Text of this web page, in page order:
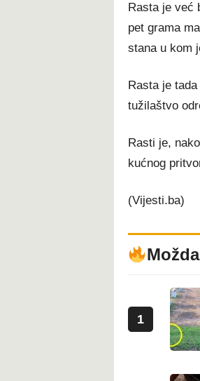
Rasta je već
pet grama
stana u kom
Rasta je
tužilaštvo
Rasti je,
kućnog
(Vijesti.ba)
1